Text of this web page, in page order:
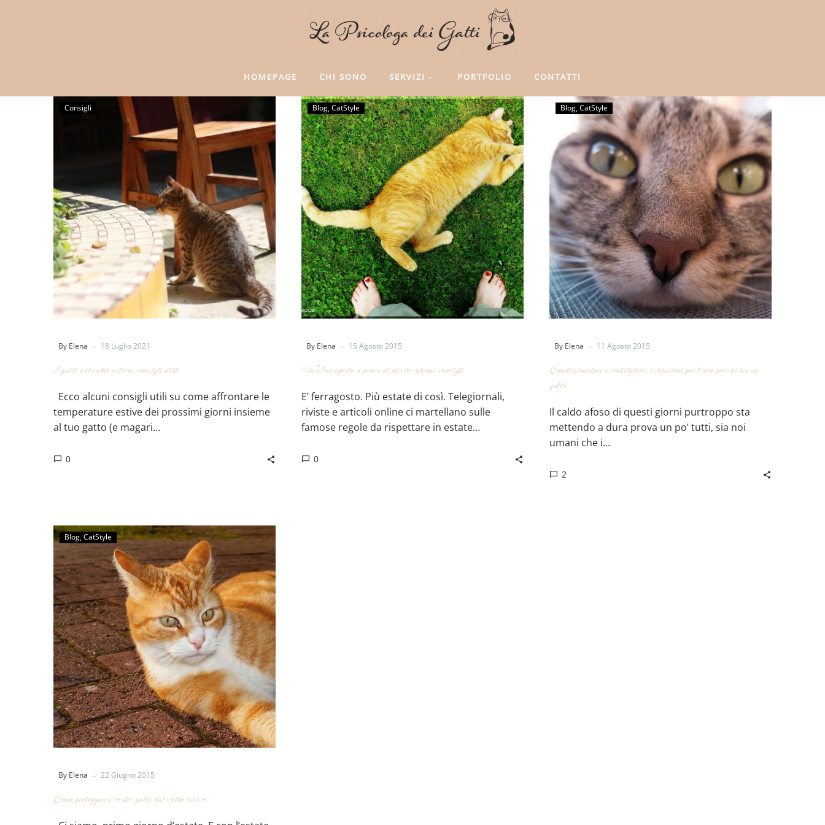
HOMEPAGE CHI SONO SERVIZI PORTFOLIO CONTATTI
Consigli
By Elena - 18 Luglio 2021
I gatti e il caldo estivo: consigli utili
Ecco alcuni consigli utili su come affrontare le
temperature estive dei prossimi giorni insieme
al tuo gatto (e magari…
0
Blog CatStyle
By Elena - 15 Agosto 2015
Un Ferragosto a prova di micio: alcuni consigli
E’ ferragosto. Più estate di così. Telegiornali,
riviste e articoli online ci martellano sulle
famose regole da rispettare in estate…
0
Blog CatStyle
By Elena - 11 Agosto 2015
Condizionatori e ventilatori: istruzioni per l’uso per chi ha un
gatto
Il caldo afoso di questi giorni purtroppo sta
mettendo a dura prova un po’ tutti, sia noi
umani che i…
2
Blog CatStyle
By Elena - 22 Giugno 2015
Come proteggere i vostri gatti dal caldo estivo